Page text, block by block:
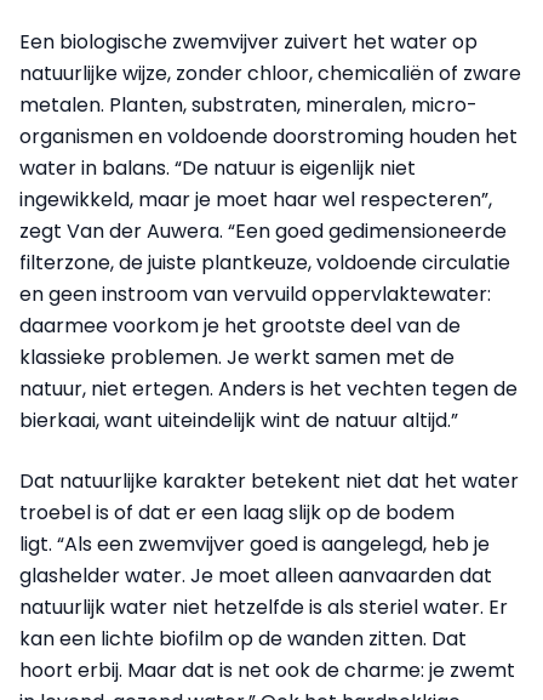
Een biologische zwemvijver zuivert het water op
natuurlijke wijze, zonder chloor, chemicaliën of zware
metalen. Planten, substraten, mineralen, micro-
organismen en voldoende doorstroming houden het
water in balans. “De natuur is eigenlijk niet
ingewikkeld, maar je moet haar wel respecteren”,
zegt Van der Auwera. “Een goed gedimensioneerde
filterzone, de juiste plantkeuze, voldoende circulatie
en geen instroom van vervuild oppervlaktewater:
daarmee voorkom je het grootste deel van de
klassieke problemen. Je werkt samen met de
natuur, niet ertegen. Anders is het vechten tegen de
bierkaai, want uiteindelijk wint de natuur altijd.”
Dat natuurlijke karakter betekent niet dat het water
troebel is of dat er een laag slijk op de bodem
ligt. “Als een zwemvijver goed is aangelegd, heb je
glashelder water. Je moet alleen aanvaarden dat
natuurlijk water niet hetzelfde is als steriel water. Er
kan een lichte biofilm op de wanden zitten. Dat
hoort erbij. Maar dat is net ook de charme: je zwemt